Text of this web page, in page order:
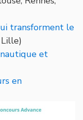
transforment le
Lille)
et
en